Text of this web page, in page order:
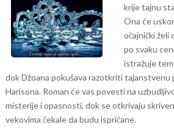
krije tajnu
Ona će
očajnički želi
po svaku
istražuje
dok Džoana pokušava razotkriti tajanstvenu
Harisona. Roman će vas povesti na
misterije i opasnosti, dok se otkrivaju
vekovima čekale da budu ispričane.